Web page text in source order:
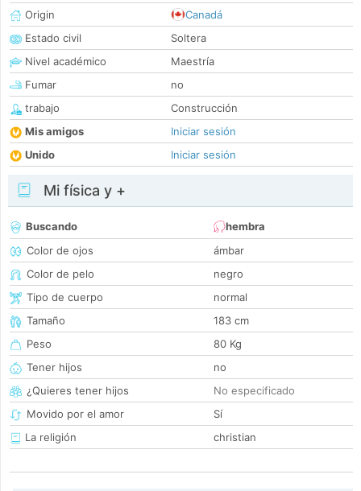
Origin
Canadá
Estado civil
Soltera
Nivel académico
Maestría
Fumar
no
trabajo
Construcción
Mis amigos
Iniciar sesión
Unido
Iniciar sesión
Mi física y +
Buscando
hembra
Color de ojos
ámbar
Color de pelo
negro
Tipo de cuerpo
normal
Tamaño
183 cm
Peso
80 Kg
Tener hijos
no
¿Quieres tener hijos
No especificado
Movido por el amor
Sí
La religión
christian